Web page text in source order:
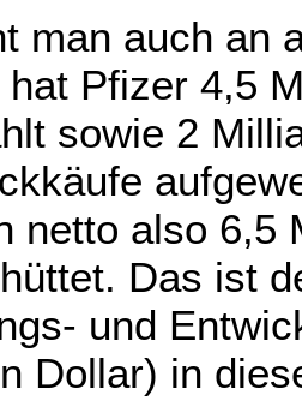
man auch an
hat Pfizer 4,5
sowie 2
netto also 6,5
Das ist
und
Dollar) in